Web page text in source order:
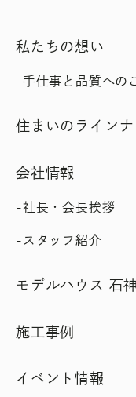
私たちの想い
手仕事と品質への
住まいのライン
会社情報
社長・会長挨拶
スタッフ紹介
モデルハウス 石
施工事例
イベント情報